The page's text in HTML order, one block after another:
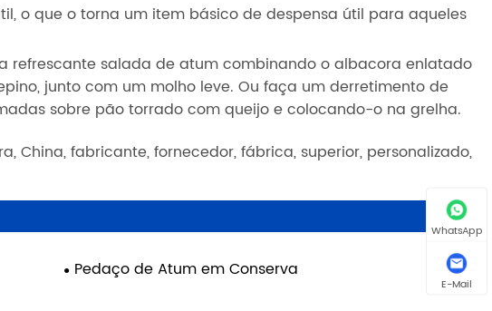
o que o torna um item básico de despensa útil para aqueles
refrescante salada de atum combinando o albacora enlatado
junto com um molho leve. Ou faça um derretimento de
sobre pão torrado com queijo e colocando-o na grelha.
China, fabricante, fornecedor, fábrica, superior, personalizado,
Pedaço de Atum em Conserva
WhatsApp
E-Mail